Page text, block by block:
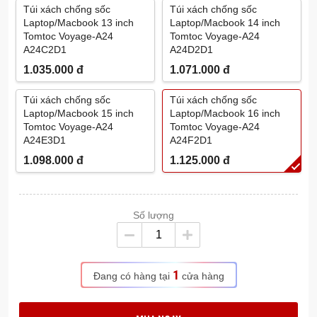
Túi xách chống sốc
Laptop/Macbook 13 inch
Tomtoc Voyage-A24
A24C2D1
1.035.000 đ
Túi xách chống sốc
Laptop/Macbook 14 inch
Tomtoc Voyage-A24
A24D2D1
1.071.000 đ
Túi xách chống sốc
Laptop/Macbook 15 inch
Tomtoc Voyage-A24
A24E3D1
1.098.000 đ
Túi xách chống sốc
Laptop/Macbook 16 inch
Tomtoc Voyage-A24
A24F2D1
1.125.000 đ
Số lượng
Đang có hàng tại 1 cửa hàng